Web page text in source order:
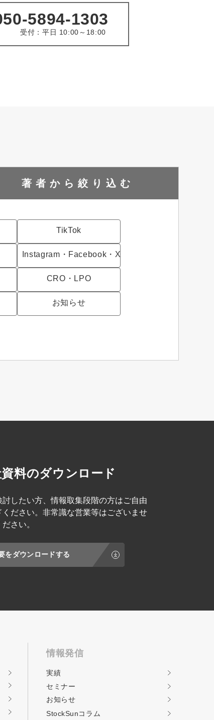
5894-1303
受付：平日 10:00～18:00
著者から 絞り込む
TikTok
Instagram・Facebook・X
CRO・LPO
お知らせ
料のダウンロード
討したい方、情報取集段階の方はご自由
ください。非常識な営業等はございませ
さい。
をダウンロードする
情報発信
実績
セミナー
お知らせ
StockSunコラム